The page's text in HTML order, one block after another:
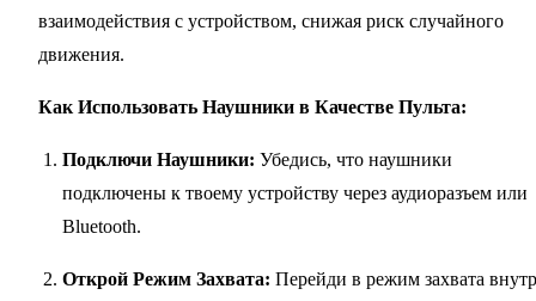
взаимодействия с устройством, снижая риск случайного
движения.
Как Использовать Наушники в Качестве Пульта:
Подключи Наушники: Убедись, что наушники
подключены к твоему устройству через аудиоразъем или
Bluetooth.
Открой Режим Захвата: Перейди в режим захвата